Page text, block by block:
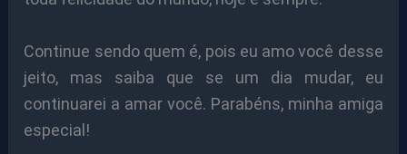
Continue sendo quem é, pois eu amo você desse
jeito, mas saiba que se um dia mudar, eu
continuarei a amar você. Parabéns, minha amiga
especial!